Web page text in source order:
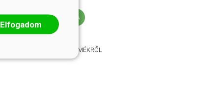
KOSÁRBA
RÉSZLETEK A TERMÉKRŐL
Elfogadom